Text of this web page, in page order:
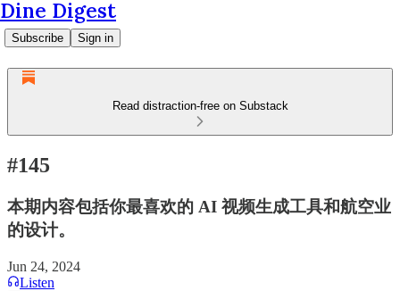
Dine Digest
Subscribe Sign in
Read distraction-free on Substack
#145
本期内容包括你最喜欢的 AI 视频生成工具和航空业
的设计。
Jun 24, 2024
Listen